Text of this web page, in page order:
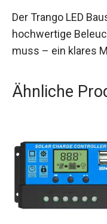
Der Trango LED
hochwertige
muss – ein klares
Ähnliche